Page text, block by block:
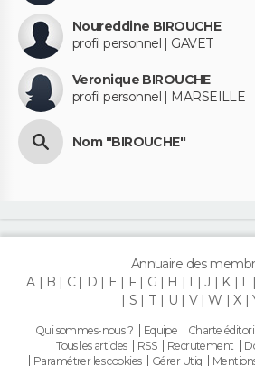
Noureddine BIROUCHE
profil personnel | GAVET
Veronique BIROUCHE
profil personnel | MARSEILLE
Nom "BIROUCHE"
Annuaire des
A
B C D E F G H J K L
S
T U V W X
Qui sommes-nous ? Equipe Charte
Tous les articles
RSS Recrutement
Paramétrer les cookies
Gérer Utiq